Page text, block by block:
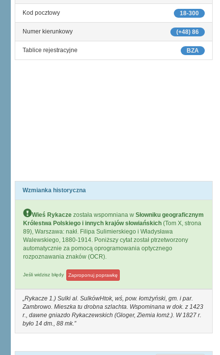
18-300
Kod pocztowy
(+48) 86
Numer kierunkowy
BZA
Tablice rejestracyjne
Wzmianka historyczna
Wieś Rykacze została wspomniana w Słowniku geograficznym
Królestwa Polskiego i innych krajów słowiańskich (Tom X, strona
89), Warszawa: nakł. Filipa Sulimierskiego i Władysława
Walewskiego, 1880-1914. Poniższy cytat został ptrzetworzony
automatycznie za pomocą oprogramowania optycznego
rozpoznawania znaków (OCR).
Jeśli widzisz błędy Zaproponuj poprawkę
Rykacze 1.) Sulki al. SulkówHtok, wś, pow. łomżyński, gm. i par.
Zambrowo. Mieszka tu drobna szlachta. Wspominana w dok. z 1423
r., dawne gniazdo Rykaczewskich (Gloger, Ziemia łomż.). W 1827 r.
było 14 dm., 88 mk.